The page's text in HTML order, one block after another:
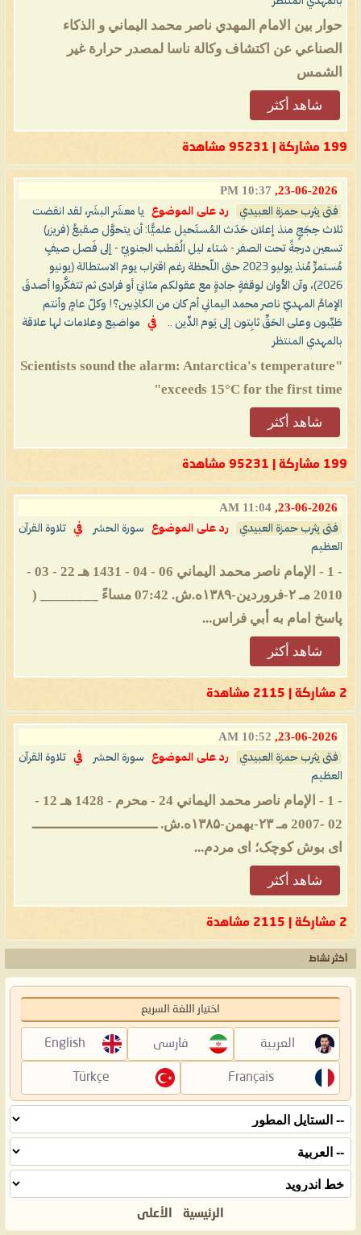
حوار بين الامام المهدي ناصر محمد اليماني و الذكاء
الصناعي عن اكتشاف وكالة ناسا لمصدر حرارة غير
الشمس
شاهد أكثر
199 مشاركة | 95231 مشاهدة
23-06-2026,
10:37 PM
فتى يثرب حمزة العبيدي رد على الموضوع
يا معشَر البشَر، لقد انقضت
ثلاث حِجَجٍ منذ إعلان حَدَث المُستَحيل علميًّا: أن يتحوَّل صقيعُ (فريزر)
تسعين درجةً تحت الصفر - شتاء ليل الُقطب الجنوبيّ - إلى فَصل صيفٍ
مُستمرٍّ مُنذ يوليو 2023 حتى اللّحظة رغم اقتراب يوم الاستطالة (يونيو
2026)، وآن الأوان لوقفةٍ جادةٍ مع عقولكم مثانيَ أو فرادى ثم تتفكَّروا أصدقَ
الإمامُ المهديّ ناصر محمد اليماني أم كان من الكاذِبين؟! وكلّ عامٍ وأنتم
طَيِّبون وعلى الحَقِّ ثابِتون إلى يَوم الدِّين ..
في
مواضيع وعلامات لها علاقة
بالمهدي المنتظر
"Scientists sound the alarm: Antarctica's temperature
exceeds 15°C for the first time"
شاهد أكثر
199 مشاركة | 95231 مشاهدة
23-06-2026,
11:04 AM
فتى يثرب حمزة العبيدي رد على الموضوع سورة الحشر في
تلاوة القرآن
العظيم
- 1 - الإمام ناصر محمد اليماني 06 - 04 - 1431 هـ 22 - 03 -
2010 مـ ۲-فروردین-۱۳۸۹ه.ش. 07:42 مساءً ________ (
پاسخ امام به أبي فراس...
شاهد أكثر
2 مشاركة | 2115 مشاهدة
23-06-2026,
10:52 AM
فتى يثرب حمزة العبيدي رد على الموضوع سورة الحشر في
تلاوة القرآن
العظيم
- 1 - الإمام ناصر محمد اليماني 24 - محرم - 1428 هـ 12 -
02 -2007 مـ ۲۳-بهمن-۱۳۸۵ه.ش. ـــــــــــــــــــــــــــــــ
ای بوش کوچک؛ ای مردم...
شاهد أكثر
2 مشاركة | 2115 مشاهدة
أكثر نشاط
اختيار اللغة السريع
العربية فارسی English
Français
Türkçe
الرئيسية الأعلى